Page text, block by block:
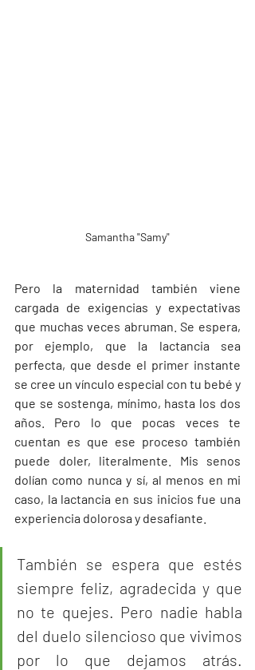
Samantha "Samy"
Pero la maternidad también viene
cargada de exigencias y expectativas
que muchas veces abruman. Se espera,
por ejemplo, que la lactancia sea
perfecta, que desde el primer instante
se cree un vínculo especial con tu bebé y
que se sostenga, mínimo, hasta los dos
años. Pero lo que pocas veces te
cuentan es que ese proceso también
puede doler, literalmente. Mis senos
dolían como nunca y sí, al menos en mi
caso, la lactancia en sus inicios fue una
experiencia dolorosa y desafiante.
También se espera que estés
siempre feliz, agradecida y que
no te quejes. Pero nadie habla
del duelo silencioso que vivimos
por lo que dejamos atrás.